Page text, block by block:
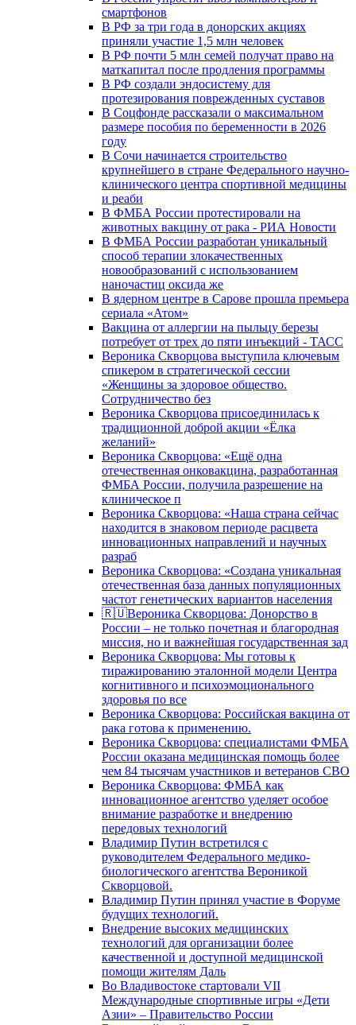
смартфонов
В РФ за три года в донорских акциях
приняли участие 1,5 млн человек
В РФ почти 5 млн семей получат право на
маткапитал после продления программы
В РФ создали эндосистему для
протезирования поврежденных суставов
В Соцфонде рассказали о максимальном
размере пособия по беременности в 2026
году
В Сочи начинается строительство
крупнейшего в стране Федерального научно-
клинического центра спортивной медицины
и реаби
В ФМБА России протестировали на
животных вакцину от рака - РИА Новости
В ФМБА России разработан уникальный
способ терапии злокачественных
новообразований с использованием
наночастиц оксида же
В ядерном центре в Сарове прошла премьера
сериала «Атом»
Вакцина от аллергии на пыльцу березы
потребует от трех до пяти инъекций - ТАСС
Вероника Скворцова выступила ключевым
спикером в стратегической сессии
«Женщины за здоровое общество.
Сотрудничество без
Вероника Скворцова присоединилась к
традиционной доброй акции «Ёлка
желаний»
Вероника Скворцова: «Ещё одна
отечественная онковакцина, разработанная
ФМБА России, получила разрешение на
клиническое п
Вероника Скворцова: «Наша страна сейчас
находится в знаковом периоде расцвета
инновационных направлений и научных
разраб
Вероника Скворцова: «Создана уникальная
отечественная база данных популяционных
частот генетических вариантов населения
🇷🇺Вероника Скворцова: Донорство в
России – не только почетная и благородная
миссия, но и важнейшая государственная зад
Вероника Скворцова: Мы готовы к
тиражированию эталонной модели Центра
когнитивного и психоэмоционального
здоровья по все
Вероника Скворцова: Российская вакцина от
рака готова к применению.
Вероника Скворцова: специалистами ФМБА
России оказана медицинская помощь более
чем 84 тысячам участников и ветеранов СВО
Вероника Скворцова: ФМБА как
инновационное агентство уделяет особое
внимание разработке и внедрению
передовых технологий
Владимир Путин встретился с
руководителем Федерального медико-
биологического агентства Вероникой
Скворцовой.
Владимир Путин принял участие в Форуме
будущих технологий.
Внедрение высоких медицинских
технологий для организации более
качественной и доступной медицинской
помощи жителям Даль
Во Владивостоке стартовали VII
Международные спортивные игры «Дети
Азии» – Правительство России